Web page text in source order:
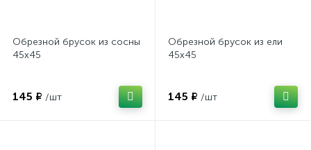
Обрезной брусок из сосны
45х45
145 ₽ /шт
Обрезной брусок из ели
45х45
145 ₽ /шт